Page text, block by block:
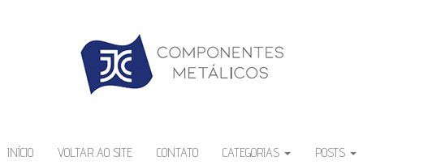
INÍCIO VOLTAR AO SITE CONTATO CATEGORIAS POSTS